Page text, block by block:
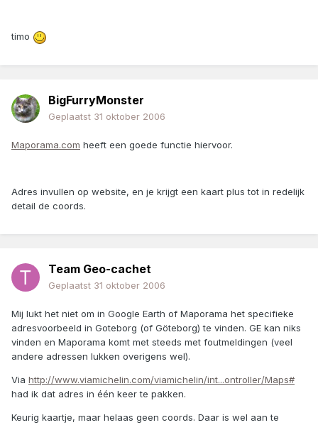
timo
BigFurryMonster
Geplaatst 31 oktober 2006
Maporama.com heeft een goede functie hiervoor.
Adres invullen op website, en je krijgt een kaart plus tot in redelijk
detail de coords.
Team Geo-cachet
Geplaatst 31 oktober 2006
Mij lukt het niet om in Google Earth of Maporama het specifieke
adresvoorbeeld in Goteborg (of Göteborg) te vinden. GE kan niks
vinden en Maporama komt met steeds met foutmeldingen (veel
andere adressen lukken overigens wel).
Via http://www.viamichelin.com/viamichelin/int...ontroller/Maps#
had ik dat adres in één keer te pakken.
Keurig kaartje, maar helaas geen coords. Daar is wel aan te